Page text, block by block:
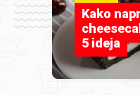
Kako
5 ideja